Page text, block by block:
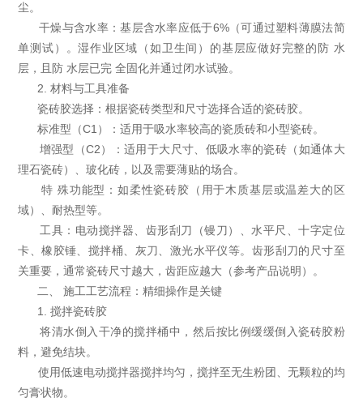
尘。
干燥与含水率：基层含水率应低于6%（可通过塑料薄膜法简
单测试）。湿作业区域（如卫生间）的基层应做好完整的防 水
层，且防 水层已完 全固化并通过闭水试验。
2. 材料与工具准备
瓷砖胶选择：根据瓷砖类型和尺寸选择合适的瓷砖胶。
标准型（C1）：适用于吸水率较高的瓷质砖和小型瓷砖。
增强型（C2）：适用于大尺寸、低吸水率的瓷砖（如通体大
理石瓷砖）、玻化砖，以及需要薄贴的场合。
特 殊功能型：如柔性瓷砖胶（用于木质基层或温差大的区
域）、耐热型等。
工具：电动搅拌器、齿形刮刀（镘刀）、水平尺、十字定位
卡、橡胶锤、搅拌桶、灰刀、激光水平仪等。齿形刮刀的尺寸至
关重要，通常瓷砖尺寸越大，齿距应越大（参考产品说明）。
二、 施工工艺流程：精细操作是关键
1. 搅拌瓷砖胶
将清水倒入干净的搅拌桶中，然后按比例缓缓倒入瓷砖胶粉
料，避免结块。
使用低速电动搅拌器搅拌均匀，搅拌至无生粉团、无颗粒的均
匀膏状物。